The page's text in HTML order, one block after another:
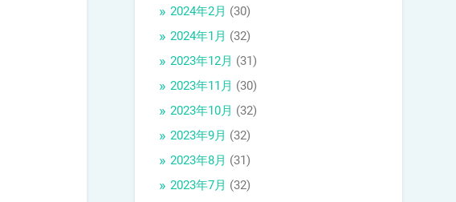
2024年2月 (30)
2024年1月 (32)
2023年12月 (31)
2023年11月 (30)
2023年10月 (32)
2023年9月 (32)
2023年8月 (31)
2023年7月 (32)